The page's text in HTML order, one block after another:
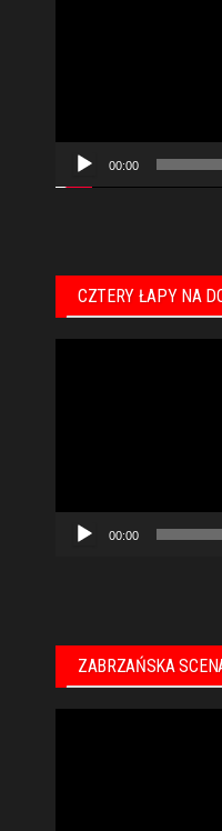
00:00
CZTERY ŁAPY NA
00:00
ZABRZAŃSKA